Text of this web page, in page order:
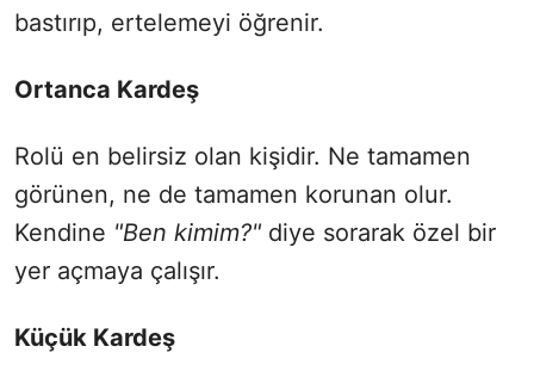
bastırıp, ertelemeyi öğrenir.
Ortanca Kardeş
Rolü en belirsiz olan kişidir. Ne tamamen
görünen, ne de tamamen korunan olur.
Kendine "Ben kimim?" diye sorarak özel bir
yer açmaya çalışır.
Küçük Kardeş